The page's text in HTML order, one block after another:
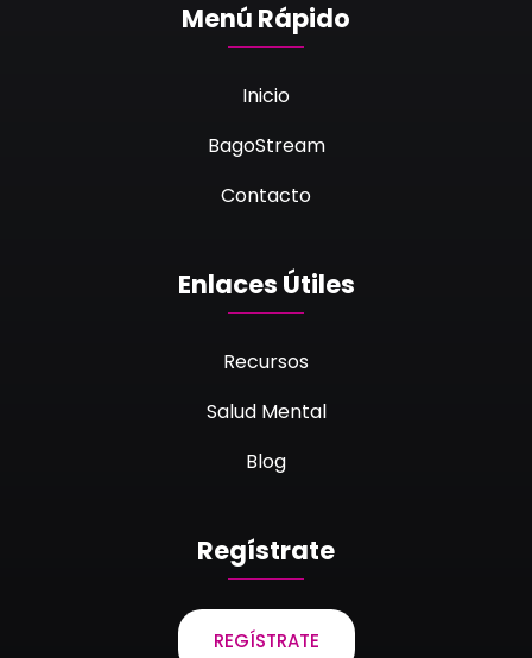
Menú Rápido
Inicio
BagoStream
Contacto
Enlaces Útiles
Recursos
Salud Mental
Blog
Regístrate
REGÍSTRATE